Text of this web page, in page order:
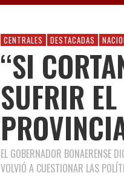
CENTRALES DESTACADAS
“SI
SUFRIR
EL GOBERNADOR BONAERENSE
VOLVIÓ A CUESTIONAR LAS